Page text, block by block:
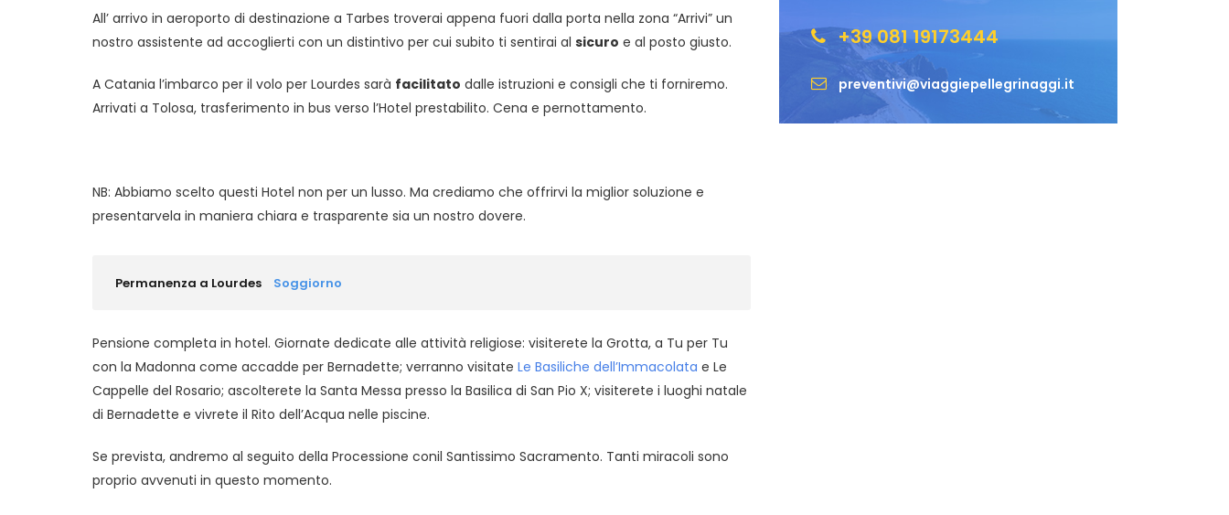
+39 081 19173444
preventivi@viaggiepellegrinaggi.it
All’ arrivo in aeroporto di destinazione a Tarbes troverai appena fuori dalla porta nella zona “Arrivi” un
nostro assistente ad accoglierti con un distintivo per cui subito ti sentirai al sicuro e al posto giusto.
A Catania l’imbarco per il volo per Lourdes sarà facilitato dalle istruzioni e consigli che ti forniremo.
Arrivati a Tolosa, trasferimento in bus verso l’Hotel prestabilito. Cena e pernottamento.
NB: Abbiamo scelto questi Hotel non per un lusso. Ma crediamo che offrirvi la miglior soluzione e
presentarvela in maniera chiara e trasparente sia un nostro dovere.
Permanenza a Lourdes Soggiorno
Pensione completa in hotel. Giornate dedicate alle attività religiose: visiterete la Grotta, a Tu per Tu
con la Madonna come accadde per Bernadette; verranno visitate Le Basiliche dell’Immacolata e Le
Cappelle del Rosario; ascolterete la Santa Messa presso la Basilica di San Pio X; visiterete i luoghi natale
di Bernadette e vivrete il Rito dell’Acqua nelle piscine.
Se prevista, andremo al seguito della Processione conil Santissimo Sacramento. Tanti miracoli sono
proprio avvenuti in questo momento.